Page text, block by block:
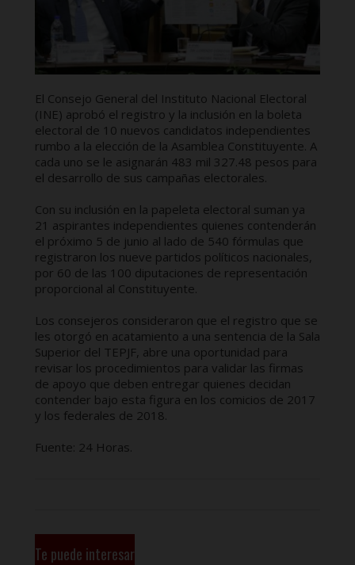
El Consejo General del Instituto Nacional Electoral
(INE) aprobó el registro y la inclusión en la boleta
electoral de 10 nuevos candidatos independientes
rumbo a la elección de la Asamblea Constituyente. A
cada uno se le asignarán 483 mil 327.48 pesos para
el desarrollo de sus campañas electorales.
Con su inclusión en la papeleta electoral suman ya
21 aspirantes independientes quienes contenderán
el próximo 5 de junio al lado de 540 fórmulas que
registraron los nueve partidos políticos nacionales,
por 60 de las 100 diputaciones de representación
proporcional al Constituyente.
Los consejeros consideraron que el registro que se
les otorgó en acatamiento a una sentencia de la Sala
Superior del TEPJF, abre una oportunidad para
revisar los procedimientos para validar las firmas
de apoyo que deben entregar quienes decidan
contender bajo esta figura en los comicios de 2017
y los federales de 2018.
Fuente: 24 Horas.
Te puede interesar